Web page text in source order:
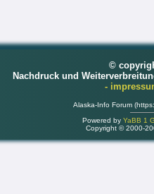
©
Nachdruck und
-
Alaska-Info Forum
Powered by YaBB 1
Copyright © 2000-